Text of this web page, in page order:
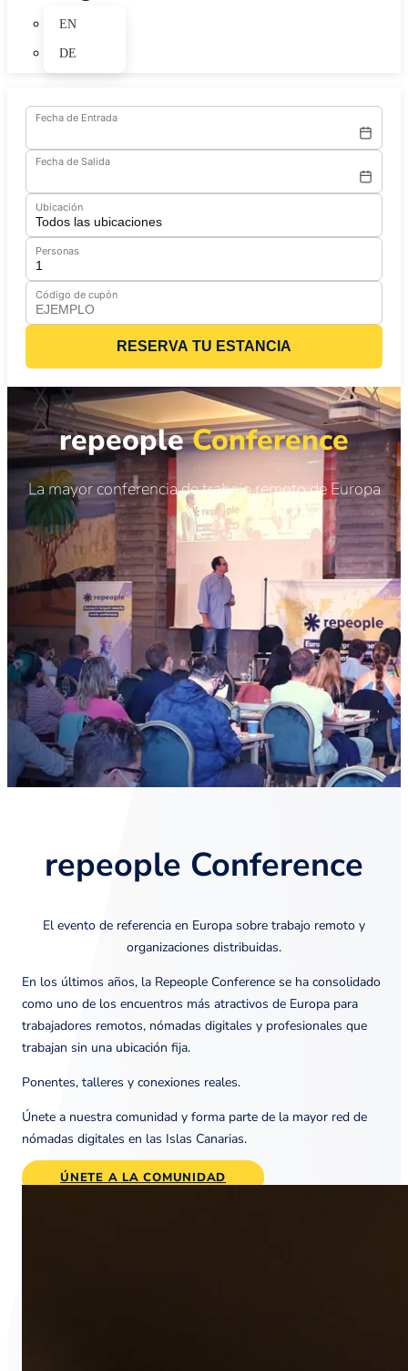
EN
DE
Fecha de Entrada
Fecha de Salida
Ubicación
Personas
Código de cupón
RESERVA TU ESTANCIA
repeopleConference
La mayor conferencia de trabajo remoto de Europa
repeople Conference
El evento de referencia en Europa sobre trabajo remoto y
organizaciones distribuidas.
En los últimos años, la Repeople Conference se ha consolidado
como uno de los encuentros más atractivos de Europa para
trabajadores remotos, nómadas digitales y profesionales que
trabajan sin una ubicación fija.
Ponentes, talleres y conexiones reales.
Únete a nuestra comunidad y forma parte de la mayor red de
nómadas digitales en las Islas Canarias.
ÚNETE A LA COMUNIDAD